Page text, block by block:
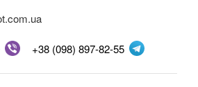
VY, WGR)
WA6)+38 (098) 897-82-55